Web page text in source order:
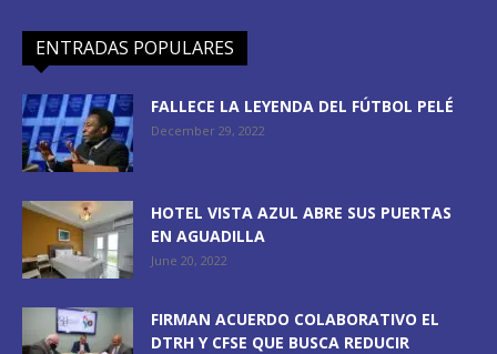
ENTRADAS POPULARES
FALLECE LA LEYENDA DEL FÚTBOL PELÉ
December 29, 2022
HOTEL VISTA AZUL ABRE SUS PUERTAS
EN AGUADILLA
June 20, 2022
FIRMAN ACUERDO COLABORATIVO EL
DTRH Y CFSE QUE BUSCA REDUCIR